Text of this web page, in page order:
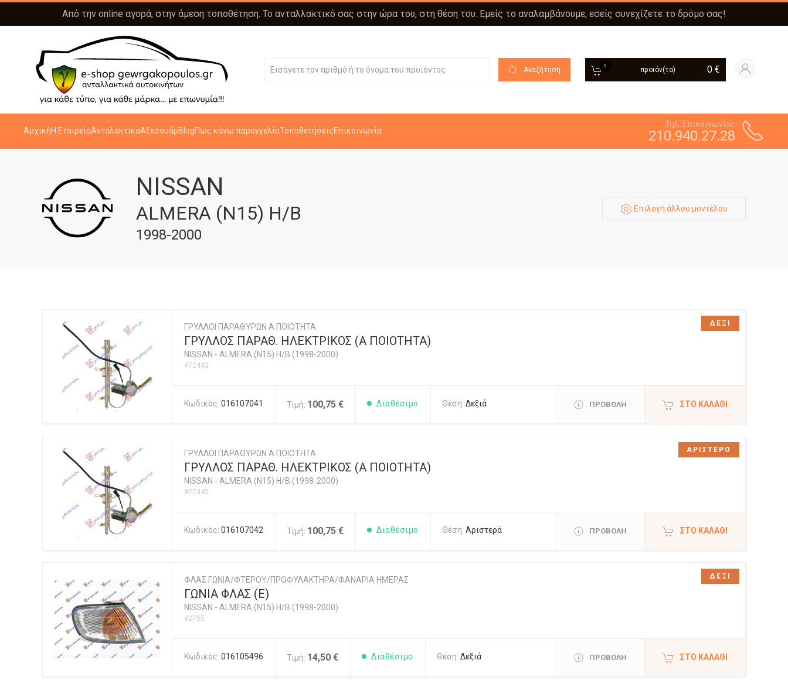
Από την online αγορά, στην άμεση τοποθέτηση. Το ανταλλακτικό σας στην ώρα του, στη θέση του. Εμείς το αναλαμβάνουμε, εσείς συνεχίζετε το δρόμο σας!
Αναζήτηση 0 προϊόν(τα) 0 €
ΑρχικήΗ ΕταιρείαΑνταλακτικάΑξεσουάρBlogΠως κάνω παραγγελίαΤοποθετήσειςΕπικοινωνία
Τηλ. Επικοινωνίας
210.940.27.28
NISSAN
ALMERA (N15) H/B
1998-2000
Επιλογή άλλου μοντέλου
ΓΡΥΛΛΟΙ ΠΑΡΑΘΥΡΩΝ Α ΠΟΙΟΤΗΤΑ
ΓΡΥΛΛΟΣ ΠΑΡΑΘ. ΗΛΕΚΤΡΙΚΟΣ (Α ΠΟΙΟΤΗΤΑ)
NISSAN - ALMERA (N15) H/B (1998-2000)
#72443
Κωδικός: 016107041 Τιμή: 100,75 € Διαθέσιμο Θέση: Δεξιά ΠΡΟΒΟΛΗ ΣΤΟ ΚΑΛΆΘΙ
ΔΕΞΙ
ΓΡΥΛΛΟΙ ΠΑΡΑΘΥΡΩΝ Α ΠΟΙΟΤΗΤΑ
ΓΡΥΛΛΟΣ ΠΑΡΑΘ. ΗΛΕΚΤΡΙΚΟΣ (Α ΠΟΙΟΤΗΤΑ)
NISSAN - ALMERA (N15) H/B (1998-2000)
#72445
Κωδικός: 016107042 Τιμή: 100,75 € Διαθέσιμο Θέση: Αριστερά ΠΡΟΒΟΛΗ ΣΤΟ ΚΑΛΆΘΙ
ΑΡΙΣΤΕΡΟ
ΦΛΑΣ ΓΩΝΙΑ/ΦΤΕΡΟΥ/ΠΡΟΦΥΛΑΚΤΗΡΑ/ΦΑΝΑΡΙΑ ΗΜΕΡΑΣ
ΓΩΝΙΑ ΦΛΑΣ (Ε)
NISSAN - ALMERA (N15) H/B (1998-2000)
#2755
Κωδικός: 016105496 Τιμή: 14,50 € Διαθέσιμο Θέση: Δεξιά ΠΡΟΒΟΛΗ ΣΤΟ ΚΑΛΆΘΙ
ΔΕΞΙ